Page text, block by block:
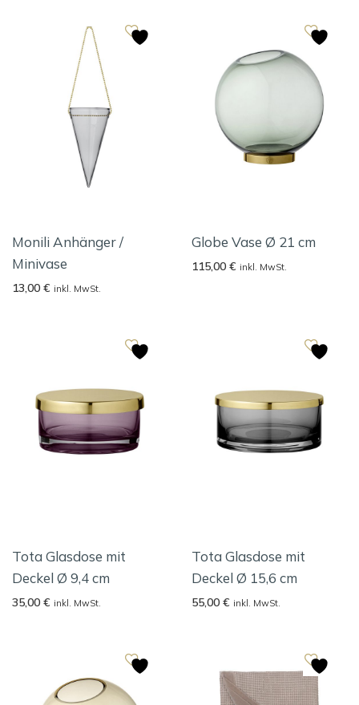
Monili Anhänger /
Minivase
13,00 € inkl. MwSt.
Globe Vase Ø 21 cm
115,00 € inkl. MwSt.
Tota Glasdose mit
Deckel Ø 9,4 cm
35,00 € inkl. MwSt.
Tota Glasdose mit
Deckel Ø 15,6 cm
55,00 € inkl. MwSt.